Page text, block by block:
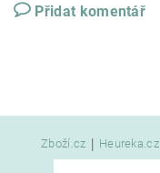
Přidat komentář
Zboží.cz | Heureka.cz